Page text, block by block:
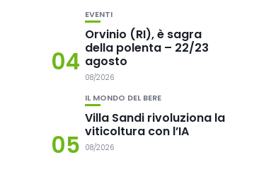
04
EVENTI
Orvinio (RI), è sagra
della polenta – 22/23
agosto
08/2026
05
IL MONDO DEL BERE
Villa Sandi rivoluziona la
viticoltura con l’IA
08/2026